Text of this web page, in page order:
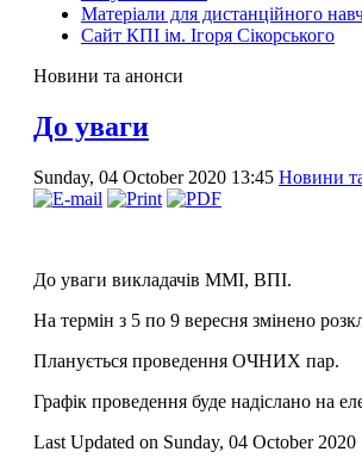
Матеріали для дистанційного
Сайт КПІ ім. Ігоря Сікорського
Новини та анонси
До уваги
Sunday, 04 October 2020 13:45 Новини
До уваги викладачів ММІ, ВПІ.
На термін з 5 по 9 вересня змінено
Планується проведення ОЧНИХ пар.
Графік проведення буде надіслано на
Last Updated on Sunday, 04 October 2020